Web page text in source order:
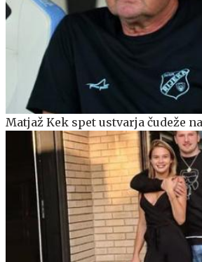
Matjaž Kek spet ustvarja čudeže